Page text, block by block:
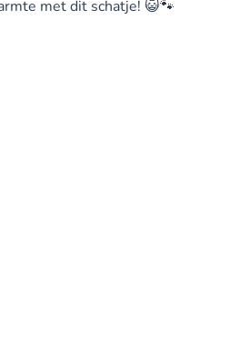
met dit schatje! 😺🐾